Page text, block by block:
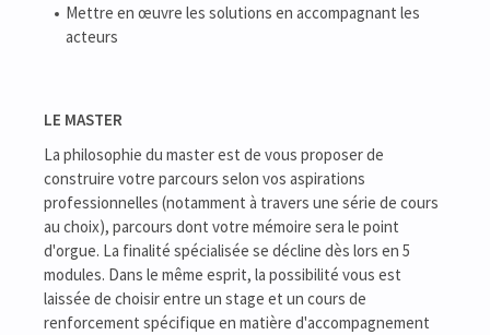
Mettre en œuvre les solutions en accompagnant les
acteurs
LE MASTER
La philosophie du master est de vous proposer de
construire votre parcours selon vos aspirations
professionnelles (notamment à travers une série de cours
au choix), parcours dont votre mémoire sera le point
d'orgue. La finalité spécialisée se décline dès lors en 5
modules. Dans le même esprit, la possibilité vous est
laissée de choisir entre un stage et un cours de
renforcement spécifique en matière d'accompagnement